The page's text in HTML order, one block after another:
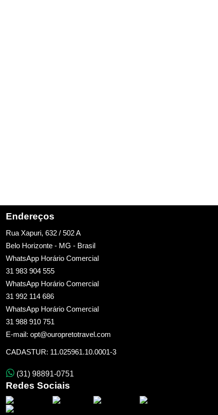
Endereços
Rua Xapuri, 632 / 502 A
Belo Horizonte - MG - Brasil
WhatsApp Horário Comercial
31 983 904 555
WhatsApp Horário Comercial
31 992 114 686
WhatsApp Horário Comercial
31 988 910 751
E-mail: opt@ouropretotravel.com
CADASTUR: 11.025961.10.0001-3
(31) 98891-0751
Redes Sociais